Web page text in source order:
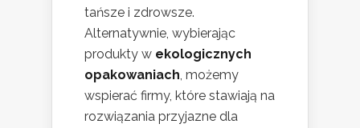
tańsze i zdrowsze.
Alternatywnie, wybierając
produkty w ekologicznych
opakowaniach, możemy
wspierać firmy, które stawiają na
rozwiązania przyjazne dla